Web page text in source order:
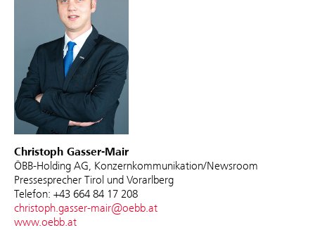
Christoph Gasser-Mair
ÖBB-Holding AG, Konzernkommunikation/Newsroom
Pressesprecher Tirol und Vorarlberg
Telefon: +43 664 84 17 208
christoph.gasser-mair@oebb.at
www.oebb.at